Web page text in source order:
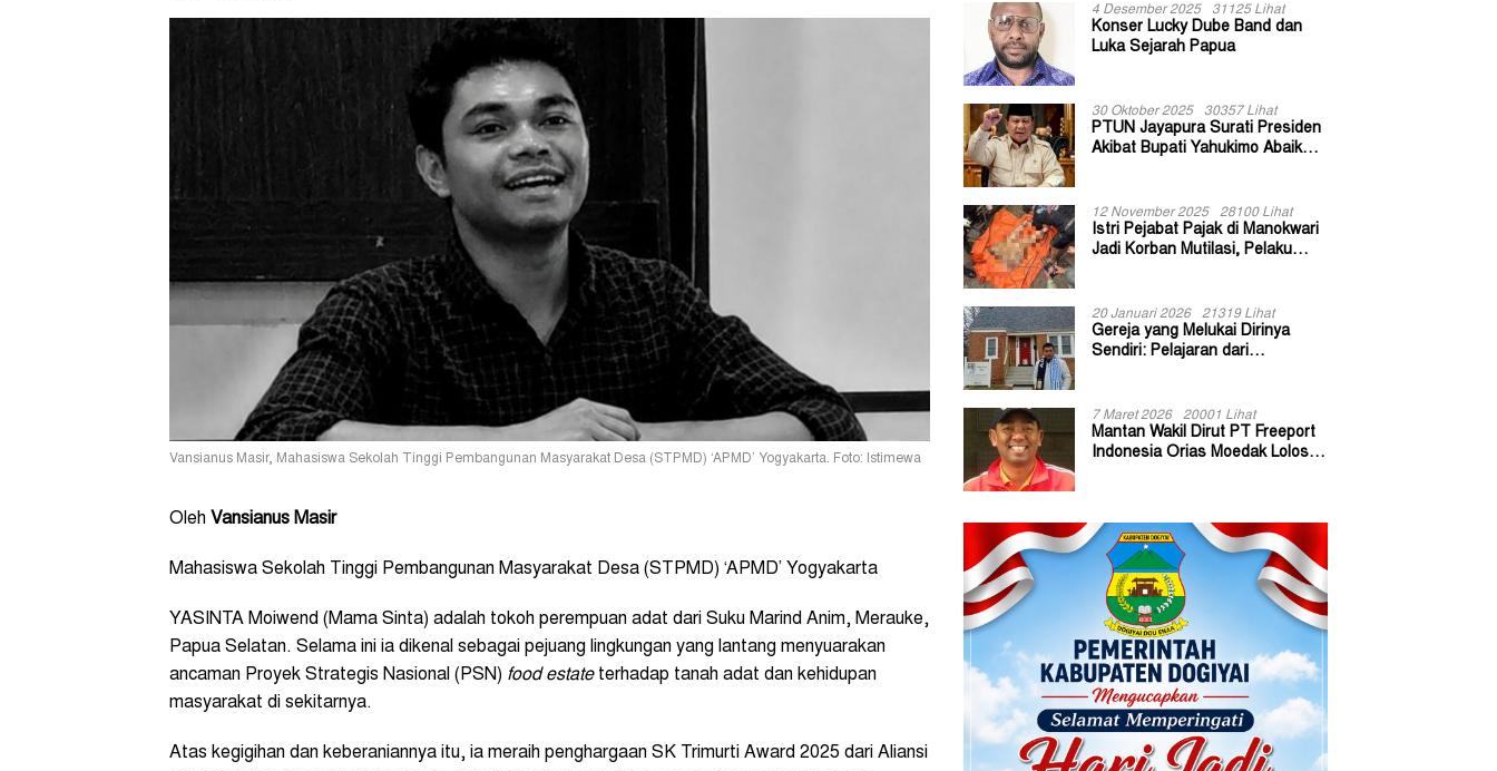
Vansianus Masir, Mahasiswa Sekolah Tinggi Pembangunan Masyarakat Desa (STPMD) ‘APMD’ Yogyakarta. Foto: Istimewa
Oleh Vansianus Masir
Mahasiswa Sekolah Tinggi Pembangunan Masyarakat Desa (STPMD) ‘APMD’ Yogyakarta
YASINTA Moiwend (Mama Sinta) adalah tokoh perempuan adat dari Suku Marind Anim, Merauke,
Papua Selatan. Selama ini ia dikenal sebagai pejuang lingkungan yang lantang menyuarakan
ancaman Proyek Strategis Nasional (PSN) food estateterhadap tanah adat dan kehidupan
masyarakat di sekitarnya.
Atas kegigihan dan keberaniannya itu, ia meraih penghargaan SK Trimurti Award 2025 dari Aliansi
4 Desember 2025 31125 Lihat
Konser Lucky Dube Band dan
Luka Sejarah Papua
30 Oktober 2025 30357 Lihat
PTUN Jayapura Surati Presiden
Akibat Bupati Yahukimo Abaikan
12 November 2025 28100 Lihat
Istri Pejabat Pajak di Manokwari
Jadi Korban Mutilasi, Pelaku
20 Januari 2026 21319 Lihat
Gereja yang Melukai Dirinya
Sendiri: Pelajaran dari
7 Maret 2026 20001 Lihat
Mantan Wakil Dirut PT Freeport
Indonesia Orias Moedak Lolos